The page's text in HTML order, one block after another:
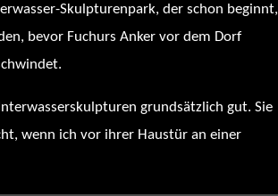
Skulpturenpark, der schon beginnt,
bevor Fuchurs Anker vor dem Dorf
grundsätzlich gut. Sie
wenn ich vor ihrer Haustür an einer